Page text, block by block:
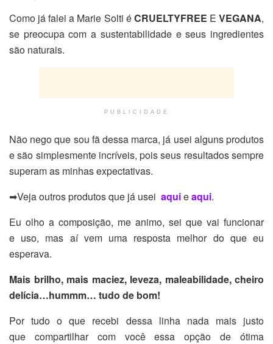
Como já falei a Marie Solti éCRUELTYFREE E VEGANA,
se preocupa com a sustentabilidade e seus ingredientes
são naturais.
PUBLICIDADE
Não nego que sou fã dessa marca, já usei alguns produtos
e são simplesmente incríveis, pois seus resultados sempre
superam as minhas expectativas.
➡Veja outros produtos que já usei aquieaqui.
Eu olho a composição, me animo, sei que vai funcionar
e uso, mas aí vem uma resposta melhor do que eu
esperava.
Mais brilho, mais maciez, leveza, maleabilidade, cheiro
delícia…hummm… tudo de bom!
Por tudo o que recebi dessa linha nada mais justo
que compartilhar com você essa opção de ótima